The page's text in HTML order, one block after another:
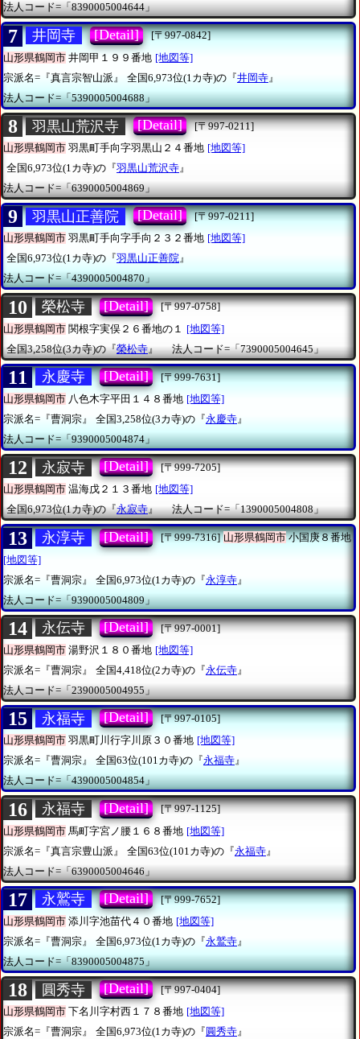
法人コード=「8390005004644」
7 井岡寺 [Detail]
[〒997-0842]
山形県鶴岡市 井岡甲１９９番地 [地図等]
宗派名=『真言宗智山派』
全国6,973位(1カ寺)の『井岡寺 』
法人コード=「5390005004688」
8 羽黒山荒沢寺 [Detail]
[〒997-0211]
山形県鶴岡市 羽黒町手向字羽黒山２４番地 [地図等]
全国6,973位(1カ寺)の『羽黒山荒沢寺』
法人コード=「6390005004869」
9 羽黒山正善院 [Detail]
[〒997-0211]
山形県鶴岡市 羽黒町手向字手向２３２番地 [地図等]
全国6,973位(1カ寺)の『羽黒山正善院』
法人コード=「4390005004870」
10 榮松寺 [Detail]
[〒997-0758]
山形県鶴岡市 関根字実俣２６番地の１
[地図等]
全国3,258位(3カ寺)の『榮松寺』 法人コード=「7390005004645」
11 永慶寺 [Detail]
[〒999-7631]
山形県鶴岡市 八色木字平田１４８番地 [地図等]
宗派名=『曹洞宗』
全国3,258位(3カ寺)の『永慶寺 』
法人コード=「9390005004874」
12 永寂寺 [Detail]
[〒999-7205]
山形県鶴岡市 温海戊２１３番地 [地図等]
全国6,973位(1カ寺)の『永寂寺』 法人コード=「1390005004808」
13 永淳寺 [Detail] [〒999-7316] 山形県鶴岡市小国庚８番地
[地図等]
宗派名=『曹洞宗』
全国6,973位(1カ寺)の『永淳寺 』
法人コード=「9390005004809」
14 永伝寺 [Detail]
[〒997-0001]
山形県鶴岡市 湯野沢１８０番地 [地図等]
宗派名=『曹洞宗』
全国4,418位(2カ寺)の『永伝寺 』
法人コード=「2390005004955」
15 永福寺 [Detail]
[〒997-0105]
山形県鶴岡市 羽黒町川行字川原３０番地 [地図等]
宗派名=『曹洞宗』
全国63位(101カ寺)の『永福寺』
法人コード=「4390005004854」
16 永福寺 [Detail]
[〒997-1125]
山形県鶴岡市 馬町字宮ノ腰１６８番地 [地図等]
宗派名=『真言宗豊山派』
全国63位(101カ寺)の『永福寺 』
法人コード=「6390005004646」
17 永鷲寺 [Detail]
[〒999-7652]
山形県鶴岡市 添川字池苗代４０番地 [地図等]
宗派名=『曹洞宗』
全国6,973位(1カ寺)の『永鷲寺 』
法人コード=「8390005004875」
18 圓秀寺 [Detail]
[〒997-0404]
山形県鶴岡市 下名川字村西１７８番地 [地図等]
宗派名=『曹洞宗』
全国6,973位(1カ寺)の『 圓秀寺』